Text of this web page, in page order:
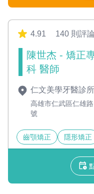
4.91 140 則評論
陳世杰 - 矯正
科 醫師
仁文美學牙醫診所
高雄市仁武區仁雄
號
齒顎矯正 隱形矯正